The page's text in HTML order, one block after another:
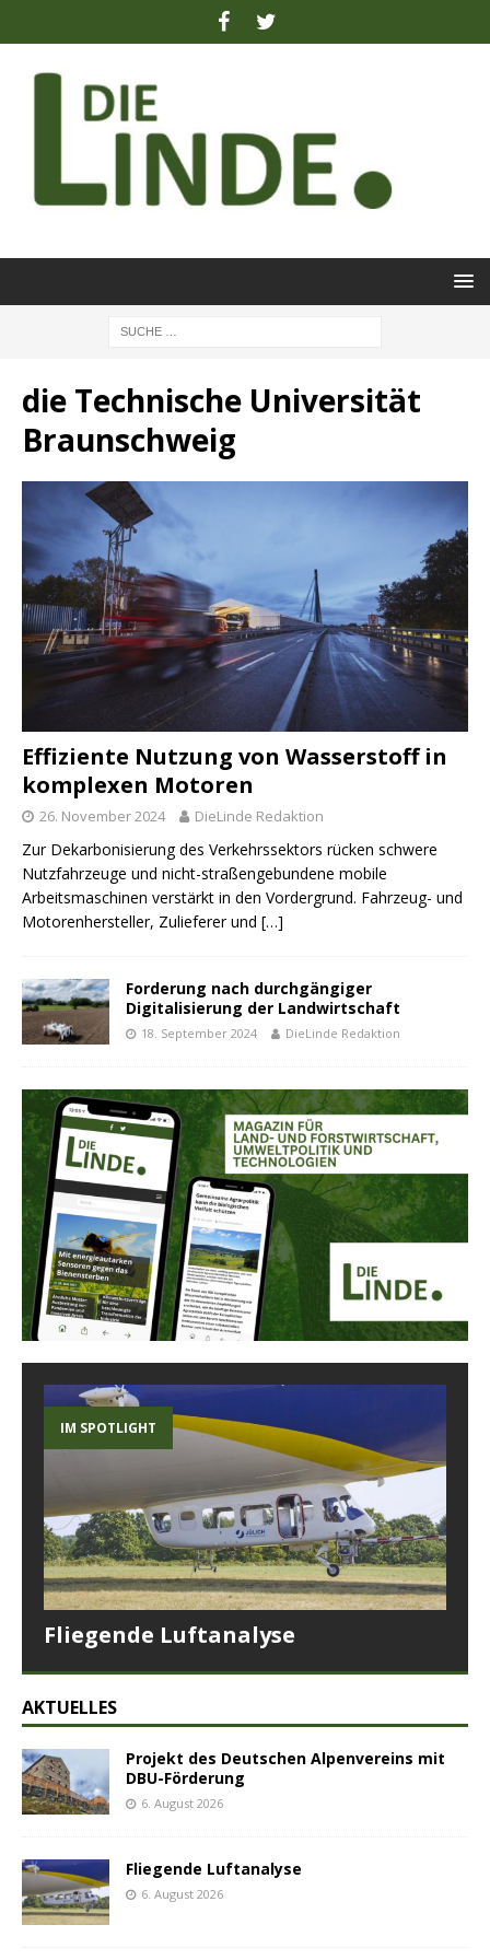
die Technische Universität
Braunschweig
Effiziente Nutzung von Wasserstoff in
komplexen Motoren
26. November 2024 DieLinde Redaktion
Zur Dekarbonisierung des Verkehrssektors rücken schwere
Nutzfahrzeuge und nicht-straßengebundene mobile
Arbeitsmaschinen verstärkt in den Vordergrund. Fahrzeug- und
Motorenhersteller, Zulieferer und […]
Forderung nach durchgängiger
Digitalisierung der Landwirtschaft
18. September 2024 DieLinde Redaktion
IM SPOTLIGHT
Fliegende Luftanalyse
AKTUELLES
Projekt des Deutschen Alpenvereins mit
DBU-Förderung
6. August 2026
Fliegende Luftanalyse
6. August 2026